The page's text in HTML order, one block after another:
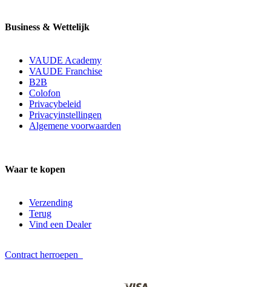
Business & Wettelijk
VAUDE Academy
VAUDE Franchise
B2B
Colofon
Privacybeleid
Privacyinstellingen
Algemene voorwaarden
Waar te kopen
Verzending
Terug
Vind een Dealer
Contract herroepen